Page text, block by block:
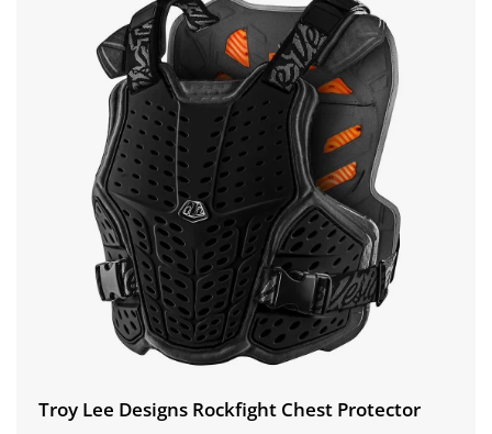
Troy Lee Designs Rockfight Chest Protector